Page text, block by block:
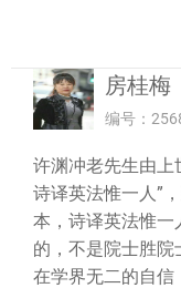
房桂梅
编号：
许渊冲老先生由上
诗译英法惟一人”
本，诗译英法惟一
的，不是院士胜院
在学界无二的自信